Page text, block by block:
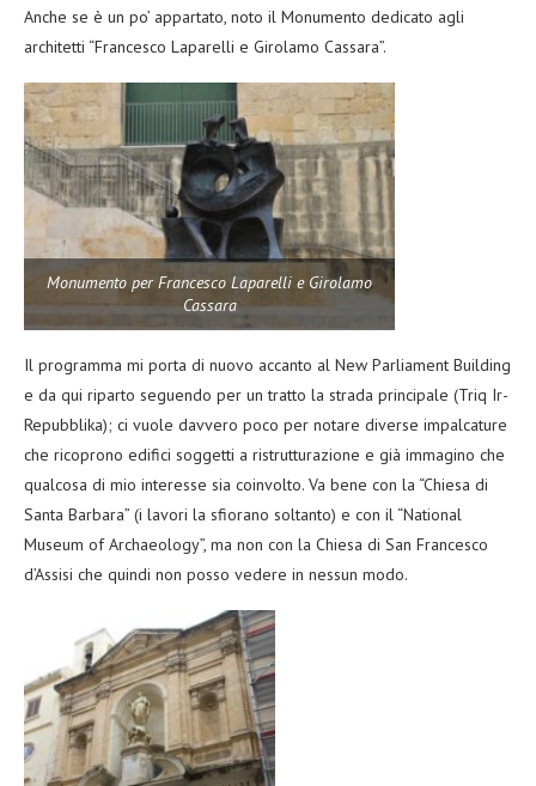
Anche se è un po’ appartato, noto il Monumento dedicato agli
architetti “Francesco Laparelli e Girolamo Cassara”.
Monumento per Francesco Laparelli e Girolamo
Cassara
Il programma mi porta di nuovo accanto al New Parliament Building
e da qui riparto seguendo per un tratto la strada principale (Triq Ir-
Repubblika); ci vuole davvero poco per notare diverse impalcature
che ricoprono edifici soggetti a ristrutturazione e già immagino che
qualcosa di mio interesse sia coinvolto. Va bene con la “Chiesa di
Santa Barbara” (i lavori la sfiorano soltanto) e con il “National
Museum of Archaeology”, ma non con la Chiesa di San Francesco
d’Assisi che quindi non posso vedere in nessun modo.